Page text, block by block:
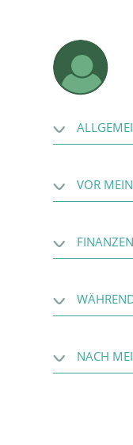
VOR
FINANZEN
NACH